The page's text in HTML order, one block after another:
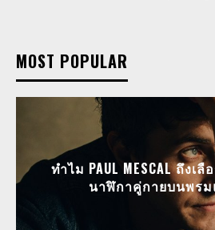
MOST POPULAR
ทำไม PAUL MESCAL ถึงเลื
นาฬิกาคู่กายบนพรม